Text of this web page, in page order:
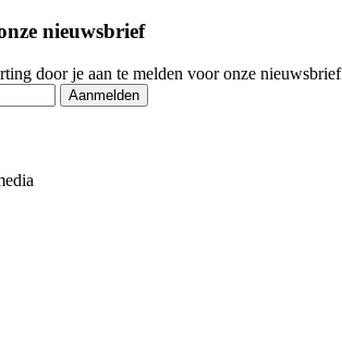
nieuwsbrief
door je aan te melden voor onze nieuwsbrief
Aanmelden